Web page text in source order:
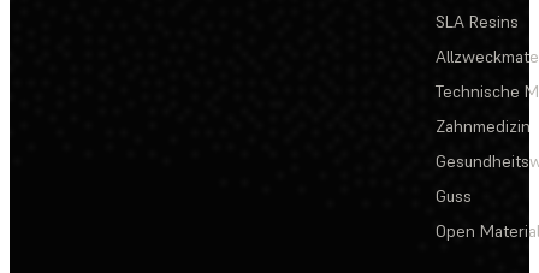
SLA Resins
Technische
Zahnmedizin
Guss
Open